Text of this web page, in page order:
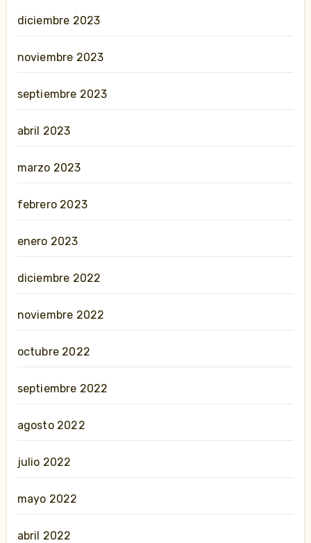
diciembre 2023
noviembre 2023
septiembre 2023
abril 2023
marzo 2023
febrero 2023
enero 2023
diciembre 2022
noviembre 2022
octubre 2022
septiembre 2022
agosto 2022
julio 2022
mayo 2022
abril 2022